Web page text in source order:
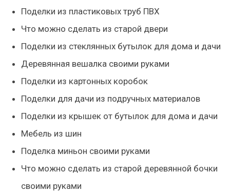
Поделки из пластиковых труб ПВХ
Что можно сделать из старой двери
Поделки из стеклянных бутылок для дома и дачи
Деревянная вешалка своими руками
Поделки из картонных коробок
Поделки для дачи из подручных материалов
Поделки из крышек от бутылок для дома и дачи
Мебель из шин
Поделка миньон своими руками
Что можно сделать из старой деревянной бочки
своими руками